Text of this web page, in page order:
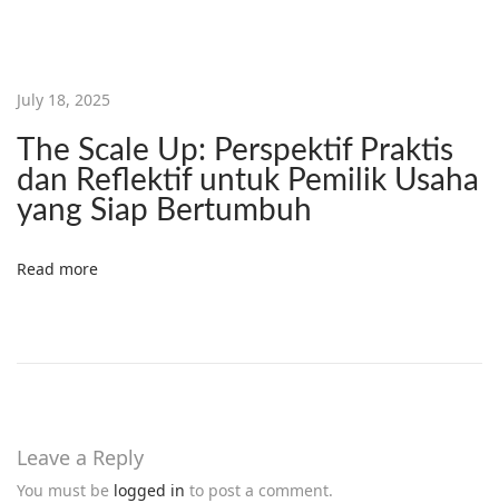
July 18, 2025
The Scale Up: Perspektif Praktis
dan Reflektif untuk Pemilik Usaha
yang Siap Bertumbuh
Read more
Leave a Reply
You must be logged in to post a comment.